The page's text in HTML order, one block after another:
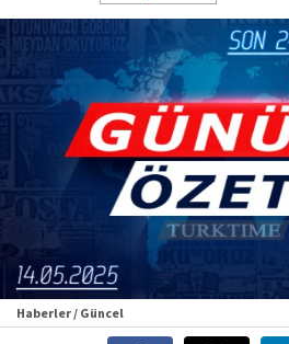
Haberler / Güncel